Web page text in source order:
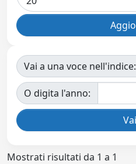
Vai a una voce nell'indice:
O digita l'anno:
Mostrati risultati da 1 a 1